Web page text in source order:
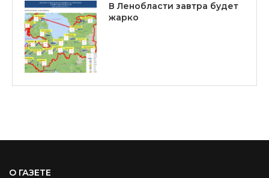
В Ленобласти завтра будет
жарко
О ГАЗЕТЕ